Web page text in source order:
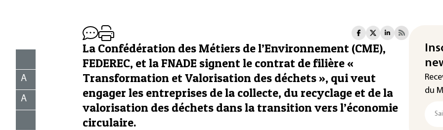
A
A
La Confédération des Métiers de l’Environnement (CME),
FEDEREC, et la FNADE signent le contrat de filière «
Transformation et Valorisation des déchets », qui veut
engager les entreprises de la collecte, du recyclage et de la
valorisation des déchets dans la transition vers l’économie
circulaire.
du